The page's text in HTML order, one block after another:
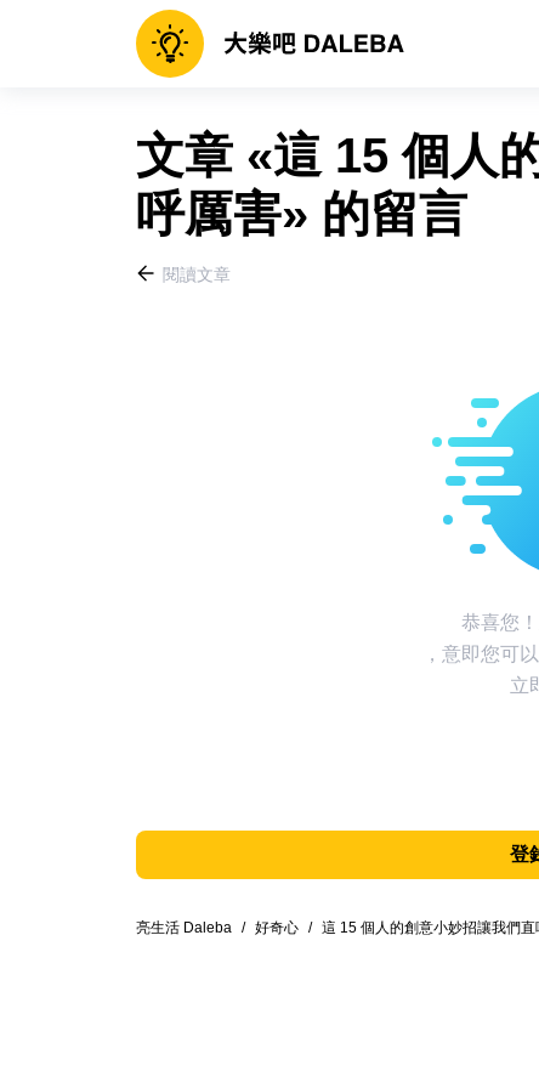
文章 «這 15 個人
呼厲害» 的留言
閱讀文章
恭喜您
，意即您可
立
登
亮生活 Daleba / 好奇心 / 這 15 個人的創意小妙招讓我們直